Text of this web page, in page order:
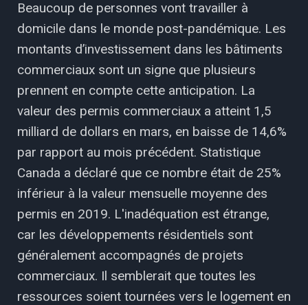
Beaucoup de personnes vont travailler à
domicile dans le monde post-pandémique. Les
montants d’investissement dans les bâtiments
commerciaux sont un signe que plusieurs
prennent en compte cette anticipation. La
valeur des permis commerciaux a atteint 1,5
milliard de dollars en mars, en baisse de 14,6%
par rapport au mois précédent. Statistique
Canada a déclaré que ce nombre était de 25%
inférieur à la valeur mensuelle moyenne des
permis en 2019. L'inadéquation est étrange,
car les développements résidentiels sont
généralement accompagnés de projets
commerciaux. Il semblerait que toutes les
ressources soient tournées vers le logement en